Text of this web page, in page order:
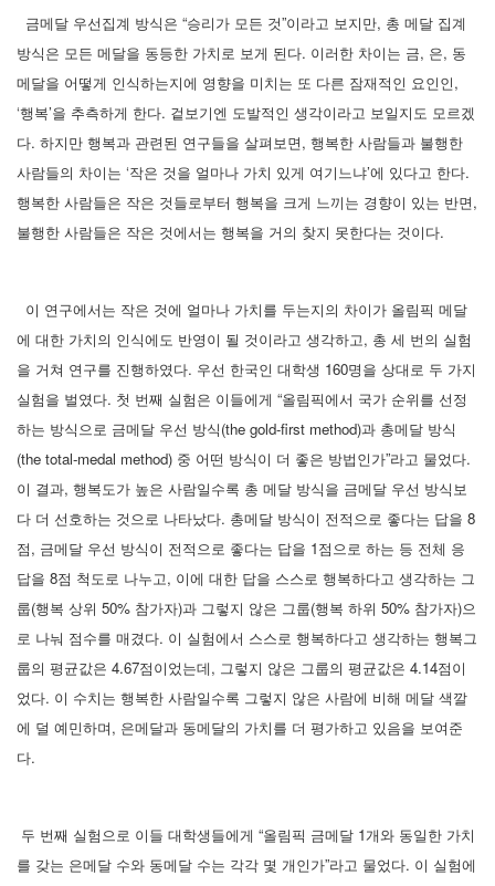
금메달 우선집계 방식은 “승리가 모든 것”이라고 보지만, 총 메달 집계
방식은 모든 메달을 동등한 가치로 보게 된다. 이러한 차이는 금, 은, 동
메달을 어떻게 인식하는지에 영향을 미치는 또 다른 잠재적인 요인인,
‘행복’을 추측하게 한다. 겉보기엔 도발적인 생각이라고 보일지도 모르겠
다. 하지만 행복과 관련된 연구들을 살펴보면, 행복한 사람들과 불행한
사람들의 차이는 ‘작은 것을 얼마나 가치 있게 여기느냐’에 있다고 한다.
행복한 사람들은 작은 것들로부터 행복을 크게 느끼는 경향이 있는 반면,
불행한 사람들은 작은 것에서는 행복을 거의 찾지 못한다는 것이다.
이 연구에서는 작은 것에 얼마나 가치를 두는지의 차이가 올림픽 메달
에 대한 가치의 인식에도 반영이 될 것이라고 생각하고, 총 세 번의 실험
을 거쳐 연구를 진행하였다. 우선 한국인 대학생 160명을 상대로 두 가지
실험을 벌였다. 첫 번째 실험은 이들에게 “올림픽에서 국가 순위를 선정
하는 방식으로 금메달 우선 방식(the gold-first method)과 총메달 방식
(the total-medal method) 중 어떤 방식이 더 좋은 방법인가”라고 물었다.
이 결과, 행복도가 높은 사람일수록 총 메달 방식을 금메달 우선 방식보
다 더 선호하는 것으로 나타났다. 총메달 방식이 전적으로 좋다는 답을 8
점, 금메달 우선 방식이 전적으로 좋다는 답을 1점으로 하는 등 전체 응
답을 8점 척도로 나누고, 이에 대한 답을 스스로 행복하다고 생각하는 그
룹(행복 상위 50% 참가자)과 그렇지 않은 그룹(행복 하위 50% 참가자)으
로 나눠 점수를 매겼다. 이 실험에서 스스로 행복하다고 생각하는 행복그
룹의 평균값은 4.67점이었는데, 그렇지 않은 그룹의 평균값은 4.14점이
었다. 이 수치는 행복한 사람일수록 그렇지 않은 사람에 비해 메달 색깔
에 덜 예민하며, 은메달과 동메달의 가치를 더 평가하고 있음을 보여준
다.
두 번째 실험으로 이들 대학생들에게 “올림픽 금메달 1개와 동일한 가치
를 갖는 은메달 수와 동메달 수는 각각 몇 개인가”라고 물었다. 이 실험에